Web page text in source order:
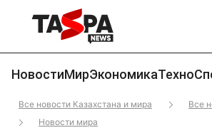
НовостиМирЭкономикаТехно
Все новости Казахстана и мира
Все
Новости мира